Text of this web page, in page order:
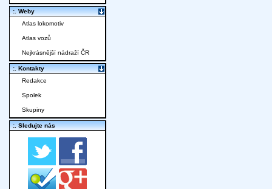
:. Weby
Atlas lokomotiv
Atlas vozů
Nejkrásnější nádraží ČR
:. Kontakty
Redakce
Spolek
Skupiny
:. Sledujte nás